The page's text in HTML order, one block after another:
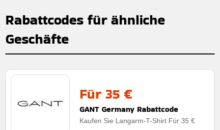
Rabattcodes für ähnliche
Geschäfte
Für 35 €
GANT Germany Rabattcode
Kaufen Sie Langarm-T-Shirt Für 35 €